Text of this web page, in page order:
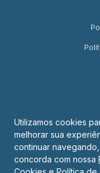
R. Padre
Utilizamos cookies
melhorar sua
continuar
concorda com nossa